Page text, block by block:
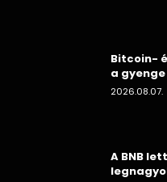
Bitcoin-
a
2026.08.07.
A BNB